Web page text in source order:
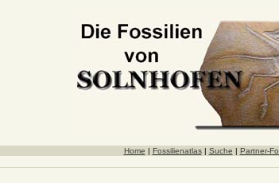
Home | Fossilienatlas| Suche | Partner-